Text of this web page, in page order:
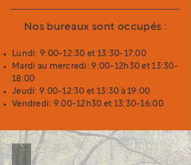
Nos bureaux sont occupés :
Lundi: 9:00-12:30 et 13:30-17:00
Mardi au mercredi: 9:00-12h30 et 13:30-
18:00
Jeudi: 9:00-12:30 et 13:30 à 19:00
Vendredi: 9:00-12h30 et 13:30-16:00